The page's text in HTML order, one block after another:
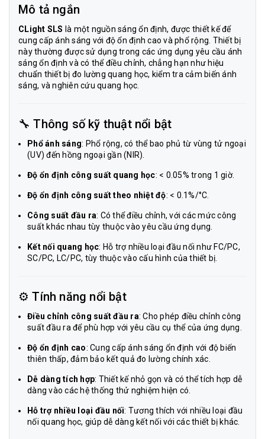
Mô tả ngắn
CLight SLS là một nguồn sáng ổn định, được thiết kế để
cung cấp ánh sáng với độ ổn định cao và phổ rộng. Thiết bị
này thường được sử dụng trong các ứng dụng yêu cầu ánh
sáng ổn định và có thể điều chỉnh, chẳng hạn như hiệu
chuẩn thiết bị đo lường quang học, kiểm tra cảm biến ánh
sáng, và nghiên cứu quang học.
🔧 Thông số kỹ thuật nổi bật
Phổ ánh sáng: Phổ rộng, có thể bao phủ từ vùng tử ngoại
(UV) đến hồng ngoại gần (NIR).
Độ ổn định công suất quang học: < 0.05% trong 1 giờ.
Độ ổn định công suất theo nhiệt độ: < 0.1%/°C.
Công suất đầu ra: Có thể điều chỉnh, với các mức công
suất khác nhau tùy thuộc vào yêu cầu ứng dụng.
Kết nối quang học: Hỗ trợ nhiều loại đầu nối như FC/PC,
SC/PC, LC/PC, tùy thuộc vào cấu hình của thiết bị.
⚙️ Tính năng nổi bật
Điều chỉnh công suất đầu ra: Cho phép điều chỉnh công
suất đầu ra để phù hợp với yêu cầu cụ thể của ứng dụng.
Độ ổn định cao: Cung cấp ánh sáng ổn định với độ biến
thiên thấp, đảm bảo kết quả đo lường chính xác.
Dễ dàng tích hợp: Thiết kế nhỏ gọn và có thể tích hợp dễ
dàng vào các hệ thống thử nghiệm hiện có.
Hỗ trợ nhiều loại đầu nối: Tương thích với nhiều loại đầu
nối quang học, giúp dễ dàng kết nối với các thiết bị khác.